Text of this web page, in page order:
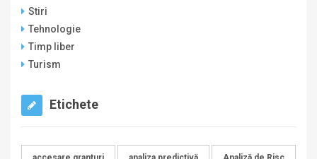
Stiri
Tehnologie
Timp liber
Turism
Etichete